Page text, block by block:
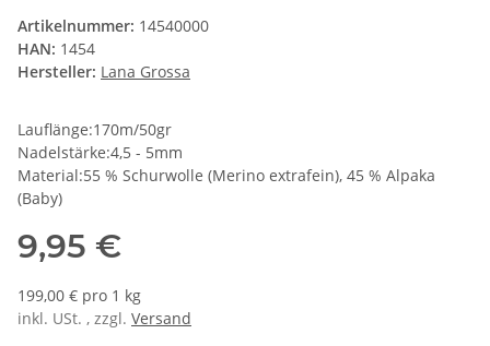
Artikelnummer: 14540000
HAN: 1454
Hersteller: Lana Grossa
Lauflänge:170m/50gr
Nadelstärke:4,5 - 5mm
Material:55 % Schurwolle (Merino extrafein), 45 % Alpaka
(Baby)
9,95 €
199,00 € pro 1 kg
inkl. USt. , zzgl. Versand